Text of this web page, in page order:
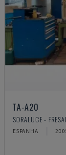
TA-A20
SORALUCE -
ESPANHA